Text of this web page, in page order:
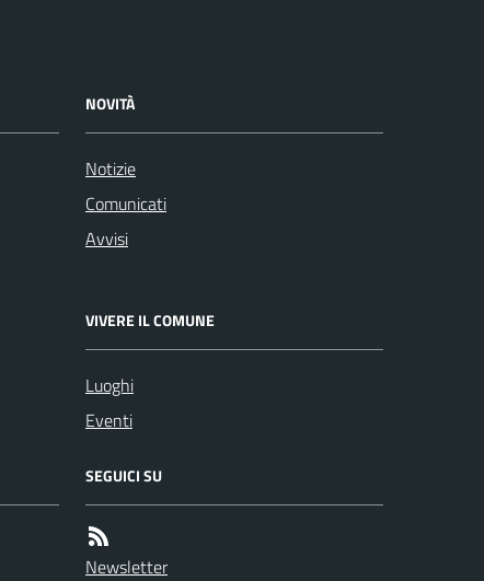
NOVITÀ
Notizie
Comunicati
Avvisi
VIVERE IL COMUNE
Luoghi
Eventi
SEGUICI SU
Newsletter